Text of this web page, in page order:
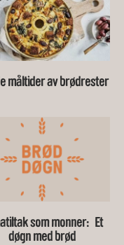
måltider av brødrester
som monner: Et
døgn med brød